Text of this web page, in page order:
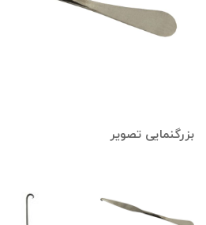
بزرگنمایی تصویر